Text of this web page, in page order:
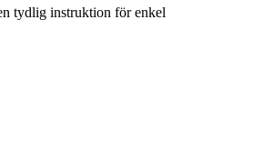
tydlig instruktion för enkel